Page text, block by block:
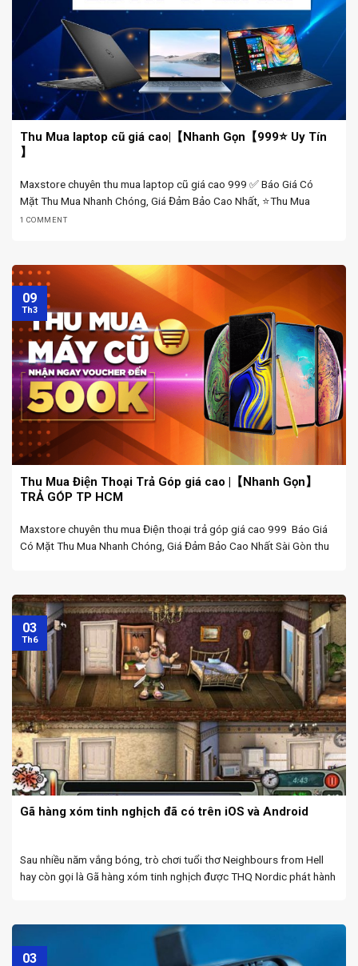
Thu Mua laptop cũ giá cao|【Nhanh Gọn‎【999⭐ Uy Tín
】
Maxstore chuyên thu mua laptop cũ giá cao 999 ✅ Báo Giá Có
Mặt Thu Mua Nhanh Chóng, Giá Đảm Bảo Cao Nhất, ⭐Thu Mua
Laptop, Macbook, Imac,Tiền Mặt. Chuyển khoản Laptop hiện nay
1 COMMENT
Thu Mua Điện Thoại Trả Góp giá cao |【Nhanh Gọn‎】
TRẢ GÓP TP HCM
Maxstore chuyên thu mua Điện thoại trả góp giá cao 999 Báo Giá
Có Mặt Thu Mua Nhanh Chóng, Giá Đảm Bảo Cao Nhất Sài Gòn thu
09
Th3
Gã hàng xóm tinh nghịch đã có trên iOS và Android
Sau nhiều năm vắng bóng, trò chơi tuổi thơ Neighbours from Hell
hay còn gọi là Gã hàng xóm tinh nghịch được THQ Nordic phát hành
03
Th6
03